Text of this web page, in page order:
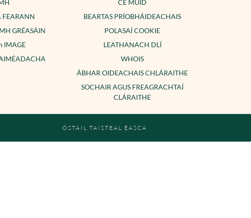
FEARANN
GRÉASÁIN
IMAGE
CÉ MUID
BEARTAS PRÍOBHÁIDEACHAIS
POLASAÍ COOKIE
LEATHANACH DLÍ
WHOIS
ÁBHAR OIDEACHAIS CHLÁRAITHE
SOCHAIR AGUS FREAGRACHTAÍ
CLÁRAITHE
ÓSTÁIL TAISTEAL ÉASCA